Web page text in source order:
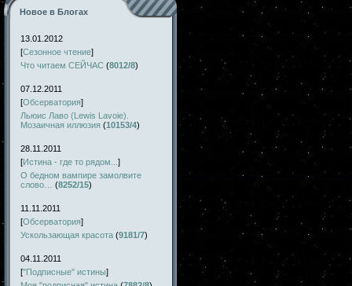
Новое в Блогах
13.01.2012
[Сезонное чтение]
Что читаем СЕЙЧАС (8012/8)
07.12.2011
[Обсерватория]
Льюис Лаво (Lewis Lavoie).
Мозаичная иллюзия (10153/4)
28.11.2011
[Истина - где то рядом... ]
О бедном вампире замолвите
слово…
(8252/15)
11.11.2011
[Обсерватория]
Ускользающая красота (9181/7)
04.11.2011
["Подписные" истины]